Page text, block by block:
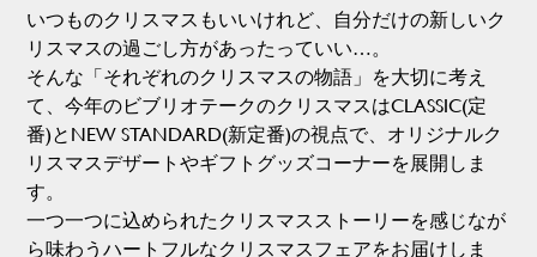
いつものクリスマスもいいけれど、自分だけの新しいク
リスマスの過ごし方があったっていい…。
そんな「それぞれのクリスマスの物語」を大切に考え
て、今年のビブリオテークのクリスマスはCLASSIC(定
番)とNEW STANDARD(新定番)の視点で、オリジナルク
リスマスデザートやギフトグッズコーナーを展開しま
す。
一つ一つに込められたクリスマスストーリーを感じなが
ら味わうハートフルなクリスマスフェアをお届けしま